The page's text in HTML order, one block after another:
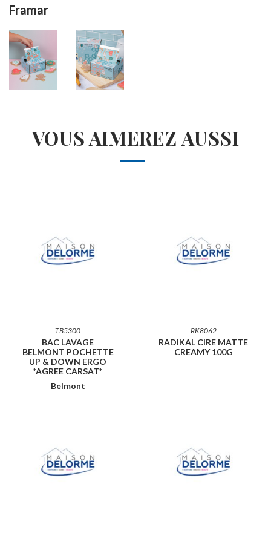
Framar
VOUS AIMEREZ AUSSI
TB5300
BAC LAVAGE
BELMONT POCHETTE
UP & DOWN ERGO
*AGREE CARSAT*
Belmont
RK8062
RADIKAL CIRE MATTE
CREAMY 100G